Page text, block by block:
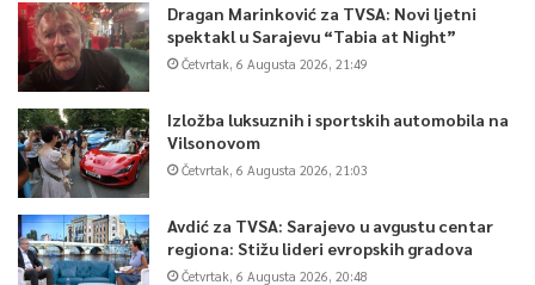
Dragan Marinković za TVSA: Novi ljetni
spektakl u Sarajevu “Tabia at Night”
Četvrtak, 6 Augusta 2026, 21:49
Izložba luksuznih i sportskih automobila na
Vilsonovom
Četvrtak, 6 Augusta 2026, 21:03
Avdić za TVSA: Sarajevo u avgustu centar
regiona: Stižu lideri evropskih gradova
Četvrtak, 6 Augusta 2026, 20:48